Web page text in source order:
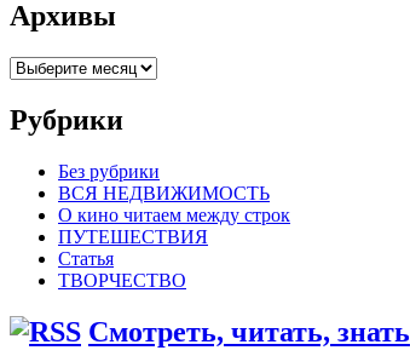
Архивы
Архивы
Рубрики
Без рубрики
ВСЯ НЕДВИЖИМОСТЬ
О кино читаем между строк
ПУТЕШЕСТВИЯ
Статья
ТВОРЧЕСТВО
Смотреть, читать, знать